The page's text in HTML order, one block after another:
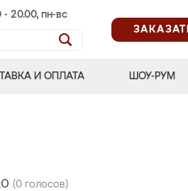
- 20.00, пн-вс
И ОПЛАТА ШОУ-РУМ
(0 голосов)